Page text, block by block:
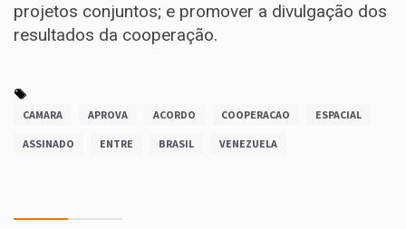
projetos conjuntos; e promover a divulgação dos
resultados da cooperação.
CAMARA APROVA ACORDO COOPERACAO ESPACIAL
ASSINADO ENTRE BRASIL VENEZUELA